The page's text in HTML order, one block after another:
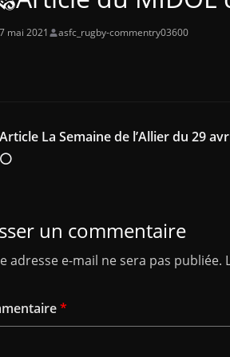
7 mai 2021 asfc_rugby-commentry03600
La Semaine de l’Allier du 29
un commentaire
adresse e-mail ne sera pas publiée.
*